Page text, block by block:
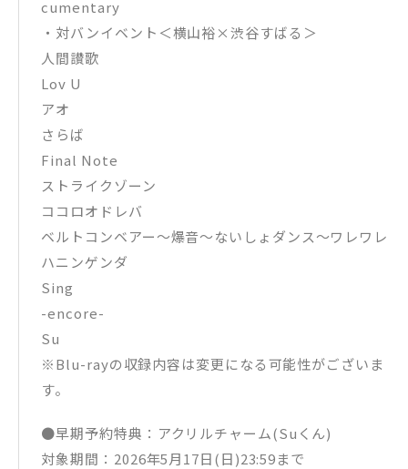
cumentary
・対バンイベント＜横山裕×渋谷すばる＞
人間讃歌
Lov U
アオ
さらば
Final Note
ストライクゾーン
ココロオドレバ
ベルトコンベアー〜爆音〜ないしょダンス〜ワレワレ
ハニンゲンダ
Sing
-encore-
Su
※Blu-rayの収録内容は変更になる可能性がございま
す。
●早期予約特典：アクリルチャーム(Suくん)
対象期間：2026年5月17日(日)23:59まで